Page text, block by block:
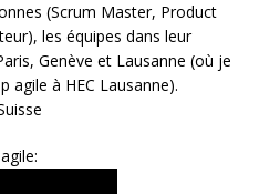
(Scrum Master, Product
les équipes dans leur
Genève et Lausanne (où je
agile à HEC Lausanne).